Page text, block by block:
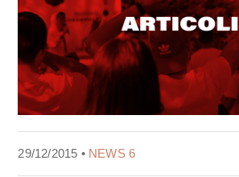
29/12/2015 • NEWS 6